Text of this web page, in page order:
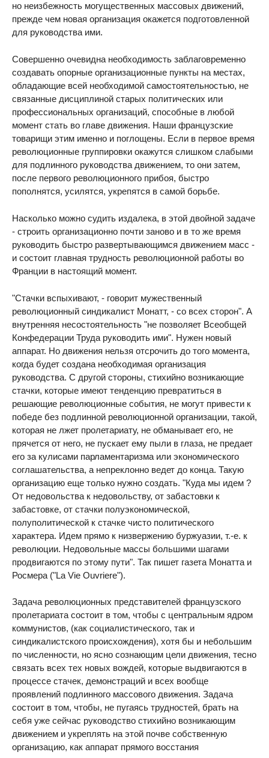
но неизбежность могущественных массовых движений,
прежде чем новая организация окажется подготовленной
для руководства ими.
Совершенно очевидна необходимость заблаговременно
создавать опорные организационные пункты на местах,
обладающие всей необходимой самостоятельностью, не
связанные дисциплиной старых политических или
профессиональных организаций, способные в любой
момент стать во главе движения. Наши французские
товарищи этим именно и поглощены. Если в первое время
революционные группировки окажутся слишком слабыми
для подлинного руководства движением, то они затем,
после первого революционного прибоя, быстро
пополнятся, усилятся, укрепятся в самой борьбе.
Насколько можно судить издалека, в этой двойной задаче
- строить организационно почти заново и в то же время
руководить быстро развертывающимся движением масс -
и состоит главная трудность революционной работы во
Франции в настоящий момент.
"Стачки вспыхивают, - говорит мужественный
революционный синдикалист Монатт, - со всех сторон". А
внутренняя несостоятельность "не позволяет Всеобщей
Конфедерации Труда руководить ими". Нужен новый
аппарат. Но движения нельзя отсрочить до того момента,
когда будет создана необходимая организация
руководства. С другой стороны, стихийно возникающие
стачки, которые имеют тенденцию превратиться в
решающие революционные события, не могут привести к
победе без подлинной революционной организации, такой,
которая не лжет пролетариату, не обманывает его, не
прячется от него, не пускает ему пыли в глаза, не предает
его за кулисами парламентаризма или экономического
соглашательства, а непреклонно ведет до конца. Такую
организацию еще только нужно создать. "Куда мы идем ?
От недовольства к недовольству, от забастовки к
забастовке, от стачки полуэкономической,
полуполитической к стачке чисто политического
характера. Идем прямо к низвержению буржуазии, т.-е. к
революции. Недовольные массы большими шагами
продвигаются по этому пути". Так пишет газета Монатта и
Росмера ("La Vie Ouvriere").
Задача революционных представителей французского
пролетариата состоит в том, чтобы с центральным ядром
коммунистов, (как социалистического, так и
синдикалистского происхождения), хотя бы и небольшим
по численности, но ясно сознающим цели движения, тесно
связать всех тех новых вождей, которые выдвигаются в
процессе стачек, демонстраций и всех вообще
проявлений подлинного массового движения. Задача
состоит в том, чтобы, не пугаясь трудностей, брать на
себя уже сейчас руководство стихийно возникающим
движением и укреплять на этой почве собственную
организацию, как аппарат прямого восстания